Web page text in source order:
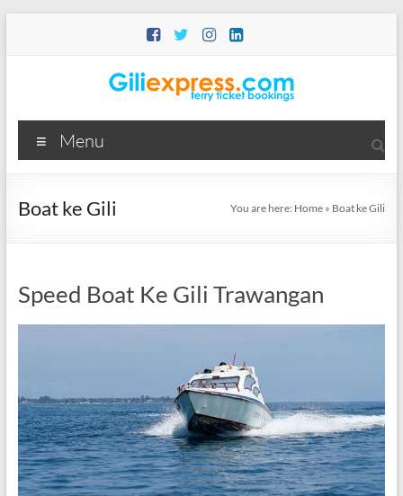
Giliexpress.com
Ticket
Boat
Menu
Boat ke Gili You are here: Home » Boat ke Gili
Speed Boat Ke Gili Trawangan